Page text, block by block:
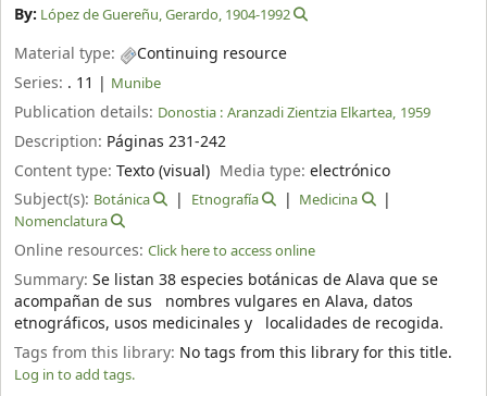
By: López de Guereñu, Gerardo, 1904-1992
Material type:
Continuing resource
Series: . 11 | Munibe
Publication details: Donostia : Aranzadi Zientzia Elkartea, 1959
Description: Páginas 231-242
Content type: Texto (visual) Media type:electrónico
Subject(s): Botánica Etnografía
Medicina
Nomenclatura
Online resources: Click here to access online
Summary: Se listan 38 especies botánicas de Alava que se
acompañan de sus nombres vulgares en Alava, datos
etnográficos, usos medicinales y localidades de recogida.
Tags from this library: No tags from this library for this title.
Log in to add tags.